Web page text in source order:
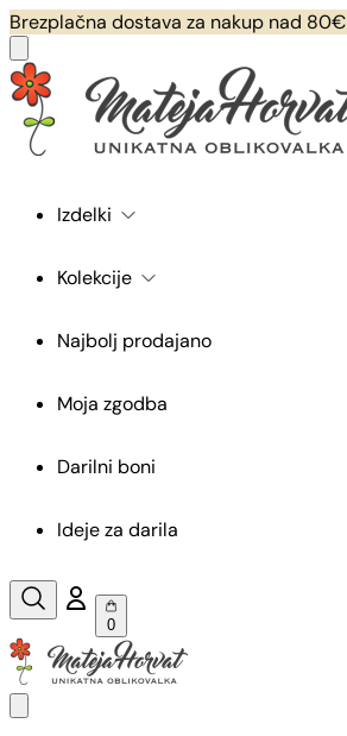
Brezplačna dostava za nakup nad 80€
Izdelki
Kolekcije
Najbolj prodajano
Moja zgodba
Darilni boni
Ideje za darila
0